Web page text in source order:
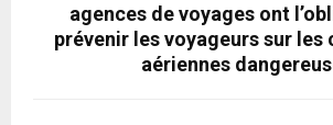
agences de voyages ont
prévenir les voyageurs sur les
aériennes